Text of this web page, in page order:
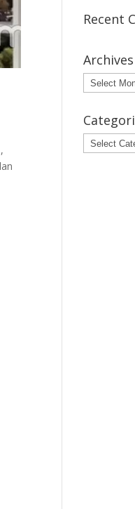
Recent
Archives
Archives
Categories